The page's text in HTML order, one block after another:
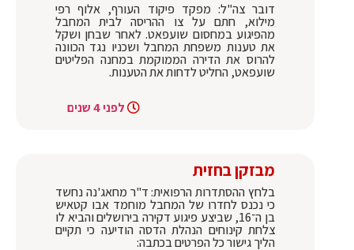
דובר צה"ל: מפקד פיקוד העורף, אלוף רפי
מילוא, חתם על צו ההריסה לבית המחבל
מהפיגוע במחסום שועפאט. לאחר שבחן ושקל
את טענות משפחת המחבל ושכניו נגד הכוונה
להרוס את הדירה הממוקמת במחנה הפליטים
שועפאט, החליט לדחות את הטענות.
לפני 4 שנים
מבזקן בחזית
בלחץ ההסתדרות הרפואית: ד"ר מחאג'נה נחשד
כי נכנס לחדרו של המחבל מוחמד אבו קטאיש
בן ה־16, שביצע פיגוע דקירה בירושלים והביא לו
צלחת קינוחים הנהלת הדסה הודיעה כי תקיים
הליך גישור כל הפרטים בכתבה: